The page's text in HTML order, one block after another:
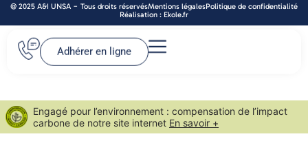
@ 2025 A&I UNSA − Tous droits réservésMentions légalesPolitique de confidentialité
Réalisation : Ekole.fr
Adhérer en ligne
Engagé pour l’environnement : compensation de l’impact
carbone de notre site internet En savoir +